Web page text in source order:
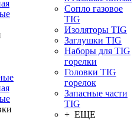
Сопло газовое
TIG
Изоляторы TIG
Заглушки TIG
Наборы для TIG
горелки
Головки TIG
горелок
Запасные части
TIG
+ ЕЩЕ